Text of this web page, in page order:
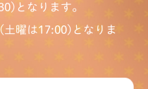
となります。
曜は17:00)となりま